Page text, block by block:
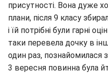
присутності. Вона дуже
плани, після 9 класу
і їй потрібні були гарні
таки перевела дочку в
один раз, познайомилася
3 вересня повинна була